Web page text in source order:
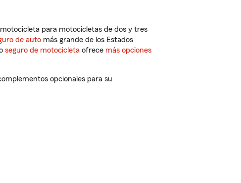
para motocicletas de dos y tres
de auto más grande de los Estados
seguro de motocicleta ofrece más opciones
opcionales para su